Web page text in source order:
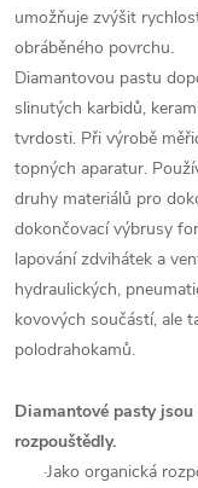
umožňuje zvýšit
obráběného povrchu.
Diamantovou pastu
slinutých karbidů,
tvrdosti. Při výrobě
topných aparatur.
druhy materiálů pro
dokončovací výbrusy
lapování zdvihátek a
hydraulických,
kovových součástí, ale
polodrahokamů.
Diamantové pasty
rozpouštědly.
·Jako organická